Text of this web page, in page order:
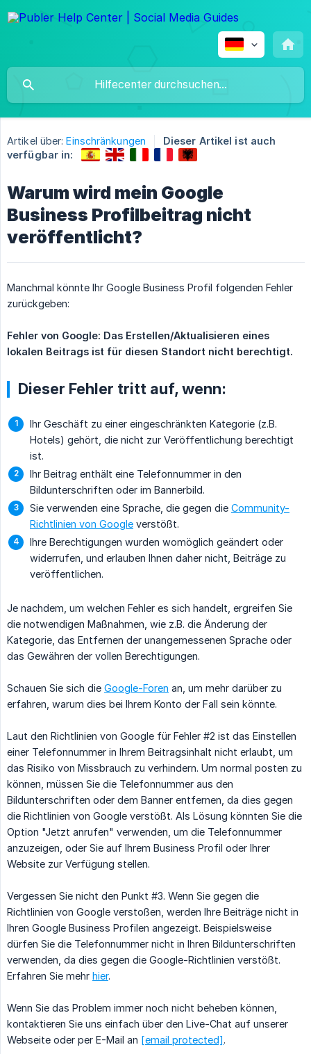
Artikel über: Einschränkungen
Dieser Artikel ist auch
verfügbar in:
Warum wird mein Google
Business Profilbeitrag nicht
veröffentlicht?
Manchmal könnte Ihr Google Business Profil folgenden Fehler
zurückgeben:
Fehler von Google: Das Erstellen/Aktualisieren eines
lokalen Beitrags ist für diesen Standort nicht berechtigt.
Dieser Fehler tritt auf, wenn:
Ihr Geschäft zu einer eingeschränkten Kategorie (z.B.
Hotels) gehört, die nicht zur Veröffentlichung berechtigt
ist.
Ihr Beitrag enthält eine Telefonnummer in den
Bildunterschriften oder im Bannerbild.
Sie verwenden eine Sprache, die gegen die Community-
Richtlinien von Google verstößt.
Ihre Berechtigungen wurden womöglich geändert oder
widerrufen, und erlauben Ihnen daher nicht, Beiträge zu
veröffentlichen.
Je nachdem, um welchen Fehler es sich handelt, ergreifen Sie
die notwendigen Maßnahmen, wie z.B. die Änderung der
Kategorie, das Entfernen der unangemessenen Sprache oder
das Gewähren der vollen Berechtigungen.
Schauen Sie sich die Google-Foren an, um mehr darüber zu
erfahren, warum dies bei Ihrem Konto der Fall sein könnte.
Laut den Richtlinien von Google für Fehler #2 ist das Einstellen
einer Telefonnummer in Ihrem Beitragsinhalt nicht erlaubt, um
das Risiko von Missbrauch zu verhindern. Um normal posten zu
können, müssen Sie die Telefonnummer aus den
Bildunterschriften oder dem Banner entfernen, da dies gegen
die Richtlinien von Google verstößt. Als Lösung könnten Sie die
Option "Jetzt anrufen" verwenden, um die Telefonnummer
anzuzeigen, oder Sie auf Ihrem Business Profil oder Ihrer
Website zur Verfügung stellen.
Vergessen Sie nicht den Punkt #3. Wenn Sie gegen die
Richtlinien von Google verstoßen, werden Ihre Beiträge nicht in
Ihren Google Business Profilen angezeigt. Beispielsweise
dürfen Sie die Telefonnummer nicht in Ihren Bildunterschriften
verwenden, da dies gegen die Google-Richtlinien verstößt.
Erfahren Sie mehr hier.
Wenn Sie das Problem immer noch nicht beheben können,
kontaktieren Sie uns einfach über den Live-Chat auf unserer
Webseite oder per E-Mail an [email protected].